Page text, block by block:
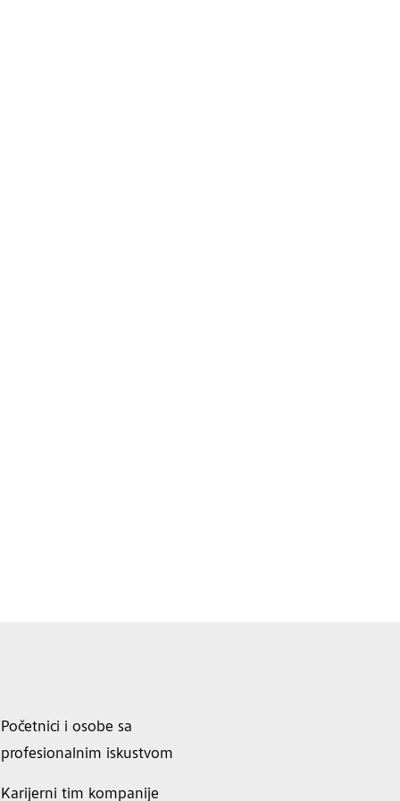
Početnici i osobe sa
profesionalnim iskustvom
Karijerni tim kompanije